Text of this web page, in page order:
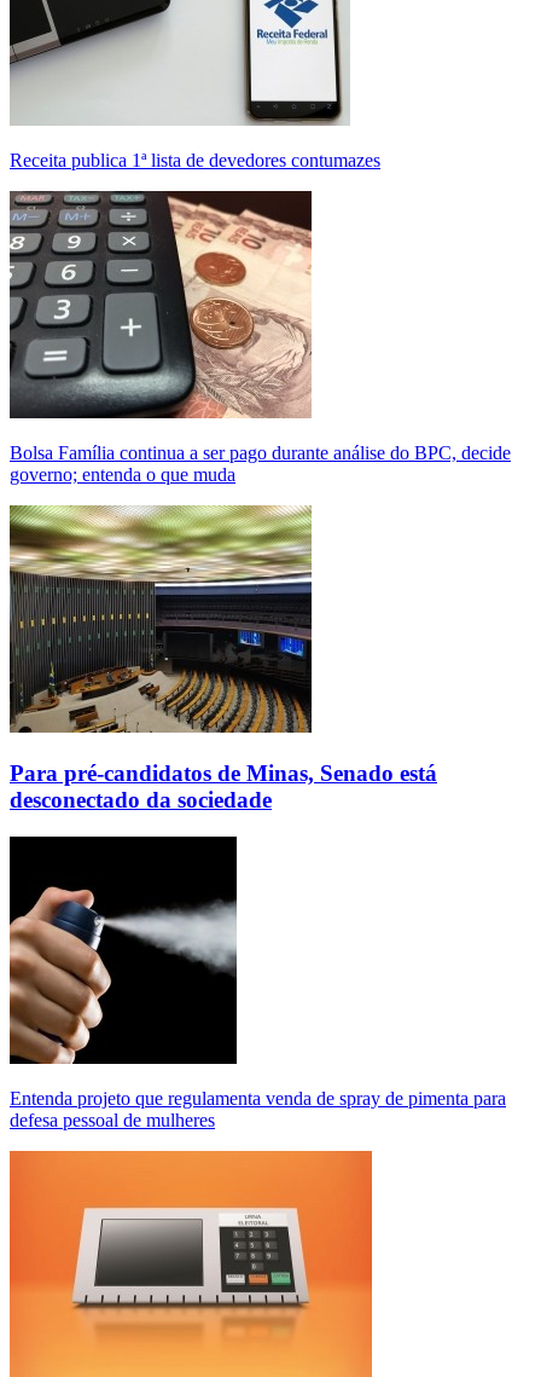
Receita publica 1ª lista de devedores contumazes
Bolsa Família continua a ser pago durante análise do BPC, decide
governo; entenda o que muda
Para pré-candidatos de Minas, Senado está
desconectado da sociedade
Entenda projeto que regulamenta venda de spray de pimenta para
defesa pessoal de mulheres